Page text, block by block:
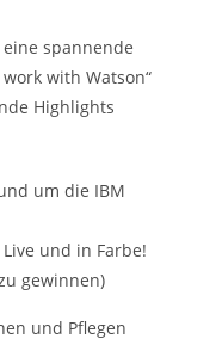
spannende
with Watson“
Highlights
um die IBM
und in Farbe!
gewinnen)
und Pflegen